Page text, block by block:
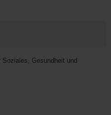
Gesundheit und